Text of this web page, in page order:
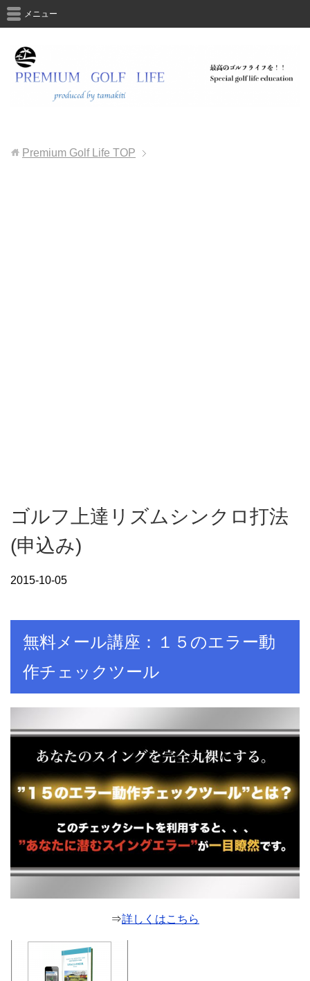
メニュー
Premium Golf Life TOP
ゴルフ上達リズムシンクロ打法
(申込み)
2015-10-05
無料メール講座：１５のエラー動
作チェックツール
⇒詳しくはこちら